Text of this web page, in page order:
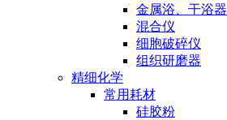
金属浴、干浴器
混合仪
细胞破碎仪
组织研磨器
精细化学
常用耗材
硅胶粉